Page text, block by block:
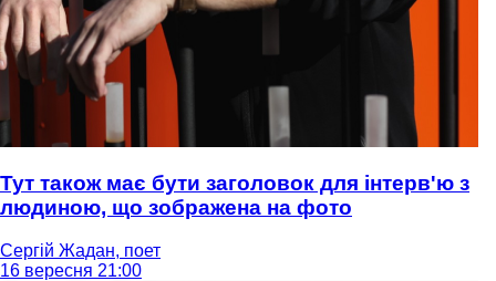
Тут також має бути заголовок для інтерв'ю з
людиною, що зображена на фото
Сергій Жадан, поет
16 вересня 21:00